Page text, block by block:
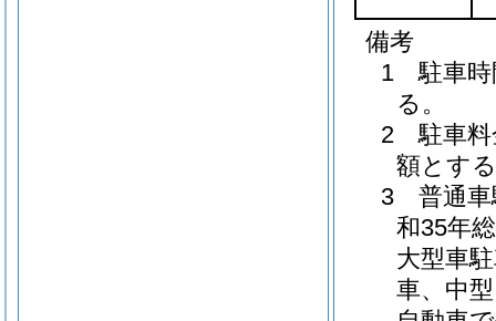
備考
1 駐車時
る。
2 駐車料
額とす
3 普通車
和35年
大型車
車、中